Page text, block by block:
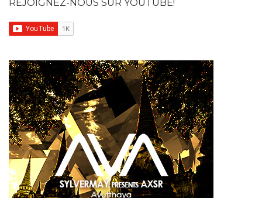
REJOIGNEZ-NOUS SUR YOUTUBE!